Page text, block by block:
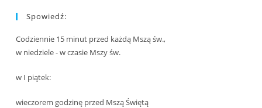
Spowiedź:
Codziennie 15 minut przed każdą Mszą św.,
w niedziele - w czasie Mszy św.
w I piątek:
wieczorem godzinę przed Mszą Świętą